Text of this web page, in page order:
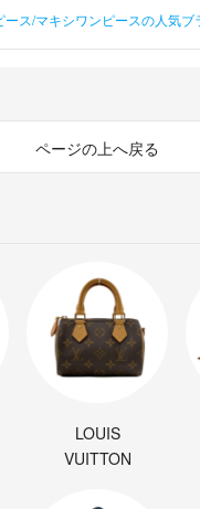
ース/マキシワンピースの人気
ページの上へ戻る
LOUIS
VUITTON